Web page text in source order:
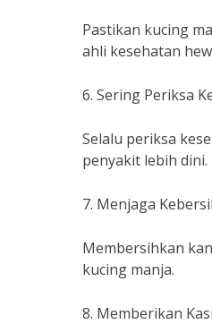
Pastikan kucing
ahli kesehatan
6. Sering Periksa
Selalu periksa
penyakit lebih dini.
7. Menjaga
Membersihkan
kucing manja.
8. Memberikan